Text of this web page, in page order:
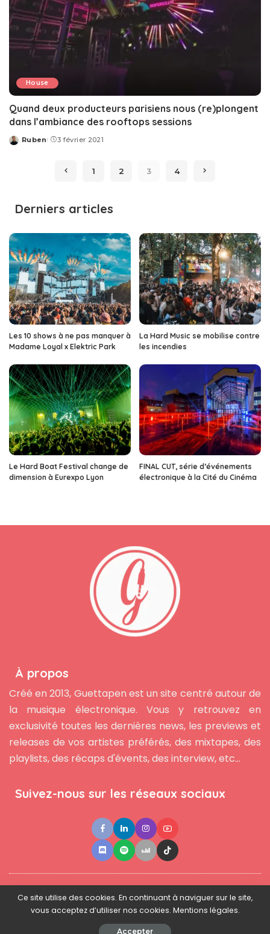
House
Quand deux producteurs parisiens nous (re)plongent
dans l’ambiance des rooftops sessions
Posted
Ruben 3 février 2021
1 2 3 4
Derniers articles
Les 10 shows à ne pas manquer à
Madame Loyal x Elektric Park
La Hard Music se mobilise contre
les incendies
Le Hard Boat Festival change de
dimension à Eurexpo Lyon
FINAL CUT, série d’événements
électronique à la Cité du Cinéma
À propos
Créé en 2013, Guettapen est un site centré autour de
la musique électronique. Vous y retrouvez en
exclusivité toutes les dernières news, les previews et
releases de vos artistes préférés, des mixtapes, des
playlists, des récaps d'évents, des interview, etc...
Suivez-nous sur les réseaux sociaux
Contact ●Newsletter ● L'équipe ● Mentions légales
© 2025 - www.guettapen.com - Tous droits réservés.
Ce site utilise des cookies. En continuant à naviguer sur le site,
vous acceptez d’utiliser nos cookies. Mentions légales.
Accepter